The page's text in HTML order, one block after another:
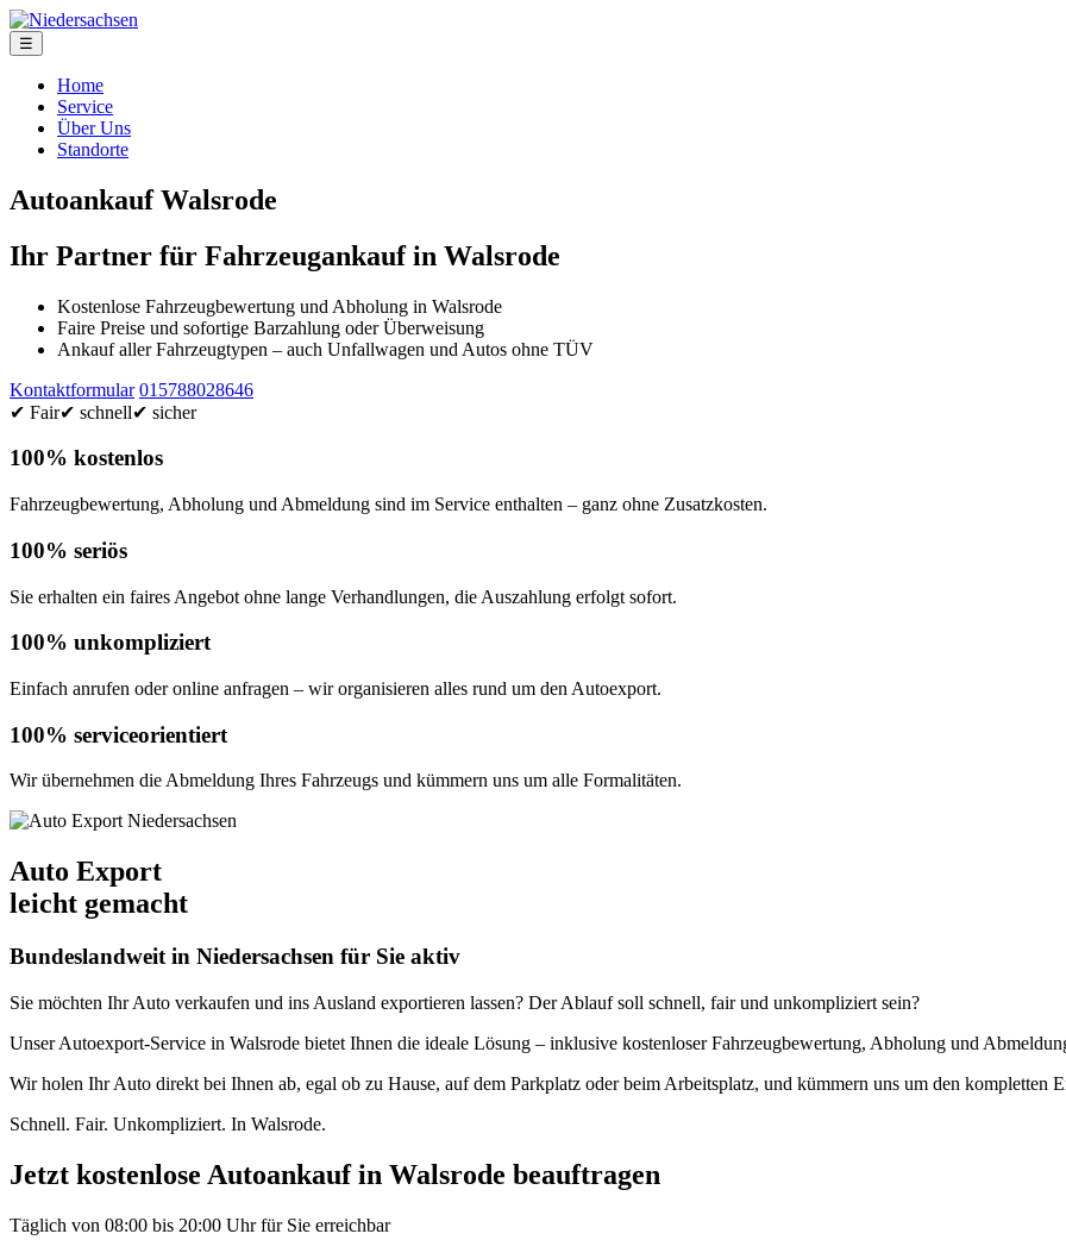
☰
Home
Service
Über Uns
Standorte
Autoankauf Walsrode
Ihr Partner für Fahrzeugankauf in Walsrode
Kostenlose Fahrzeugbewertung und Abholung in Walsrode
Faire Preise und sofortige Barzahlung oder Überweisung
Ankauf aller Fahrzeugtypen – auch Unfallwagen und Autos ohne TÜV
Kontaktformular 015788028646
✔ Fair✔ schnell✔ sicher
100% kostenlos
Fahrzeugbewertung, Abholung und Abmeldung sind im Service enthalten – ganz ohne Zusatzkosten.
100% seriös
Sie erhalten ein faires Angebot ohne lange Verhandlungen, die Auszahlung erfolgt sofort.
100% unkompliziert
Einfach anrufen oder online anfragen – wir organisieren alles rund um den Autoexport.
100% serviceorientiert
Wir übernehmen die Abmeldung Ihres Fahrzeugs und kümmern uns um alle Formalitäten.
Auto Export
leicht gemacht
Bundeslandweit in Niedersachsen für Sie aktiv
Sie möchten Ihr Auto verkaufen und ins Ausland exportieren lassen? Der Ablauf soll schnell, fair und unkompliziert sein?
Unser Autoexport-Service in Walsrode bietet Ihnen die ideale Lösung – inklusive kostenloser Fahrzeugbewertung, Abholung und
Wir holen Ihr Auto direkt bei Ihnen ab, egal ob zu Hause, auf dem Parkplatz oder beim Arbeitsplatz, und kümmern uns um den kompletten
Schnell. Fair. Unkompliziert. In Walsrode.
Jetzt kostenlose Autoankauf in Walsrode beauftragen
Täglich von 08:00 bis 20:00 Uhr für Sie erreichbar